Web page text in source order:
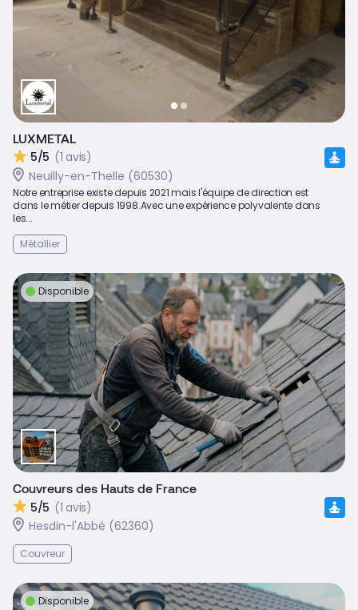
LUXMETAL
5/5 (1 avis)
Neuilly-en-Thelle (60530)
Notre entreprise existe depuis 2021 mais l'équipe de direction est
dans le métier depuis 1998.Avec une expérience polyvalente dans
les...
Métallier
Disponible
Couvreurs des Hauts de France
5/5 (1 avis)
Hesdin-l'Abbé (62360)
Couvreur
Disponible